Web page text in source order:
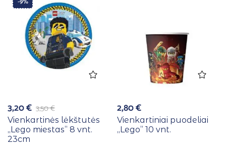
3,50€
3,20€
Vienkartinės lėkštutės
,,Lego miestas” 8 vnt.
23cm
2,80€
Vienkartiniai puodeliai
,,Lego” 10 vnt.